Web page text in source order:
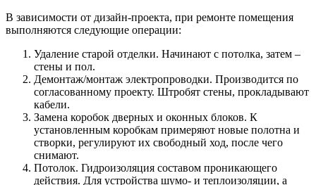
В зависимости от дизайн-проекта, при ремонте помещения
выполняются следующие операции:
Удаление старой отделки. Начинают с потолка, затем –
стены и пол.
Демонтаж/монтаж электропроводки. Производится по
согласованному проекту. Штробят стены, прокладывают
кабели.
Замена коробок дверных и оконных блоков. К
установленным коробкам примеряют новые полотна и
створки, регулируют их свободный ход, после чего
снимают.
Потолок. Гидроизоляция составом проникающего
действия. Для устройства шумо- и теплоизоляции, а